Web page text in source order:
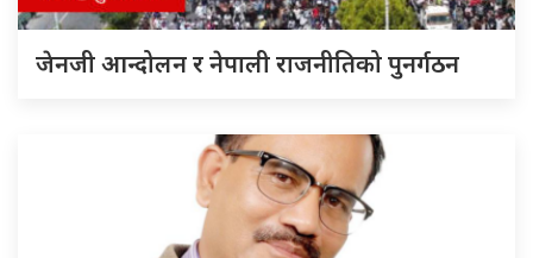
जेनजी आन्दोलन र नेपाली राजनीतिको पुनर्गठन